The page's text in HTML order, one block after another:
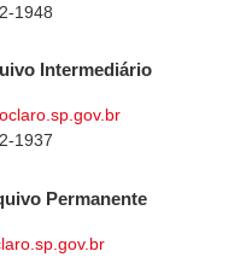
1948
Intermediário
1937
Permanente